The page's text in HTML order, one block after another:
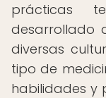
prácticas
desarrollado
diversas
tipo de
habilidades y